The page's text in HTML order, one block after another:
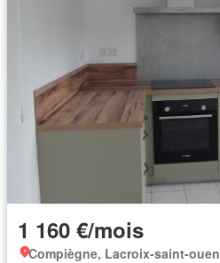
1 160 €/mois
Compiègne, Lacroix-saint-ouen